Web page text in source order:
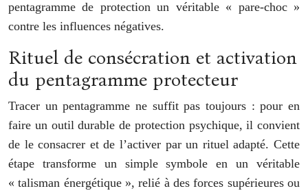
pentagramme de protection un véritable « pare-choc »
contre les influences négatives.
Rituel de consécration et activation
du pentagramme protecteur
Tracer un pentagramme ne suffit pas toujours : pour en
faire un outil durable de protection psychique, il convient
de le consacrer et de l’activer par un rituel adapté. Cette
étape transforme un simple symbole en un véritable
« talisman énergétique », relié à des forces supérieures ou